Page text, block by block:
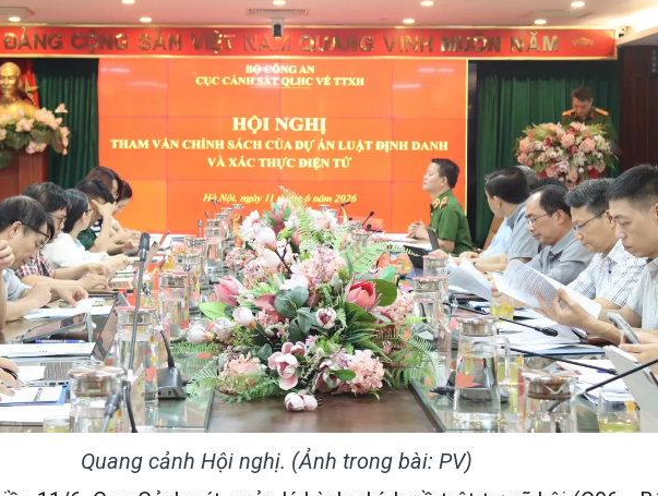
Quang cảnh Hội nghị. (Ảnh trong bài: PV)